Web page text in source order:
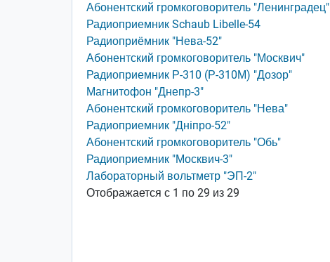
Абонентский громкоговоритель "Ленинградец"
Радиоприемник Schaub Libelle-54
Радиоприёмник "Нева-52"
Абонентский громкоговоритель "Москвич"
Радиоприемник Р-310 (Р-310М) "Дозор"
Магнитофон "Днепр-3"
Абонентский громкоговоритель "Нева"
Радиоприемник "Днiпро-52"
Абонентский громкоговоритель "Обь"
Радиоприемник "Москвич-3"
Лабораторный вольтметр "ЭП-2"
Отображается с 1 по 29 из 29